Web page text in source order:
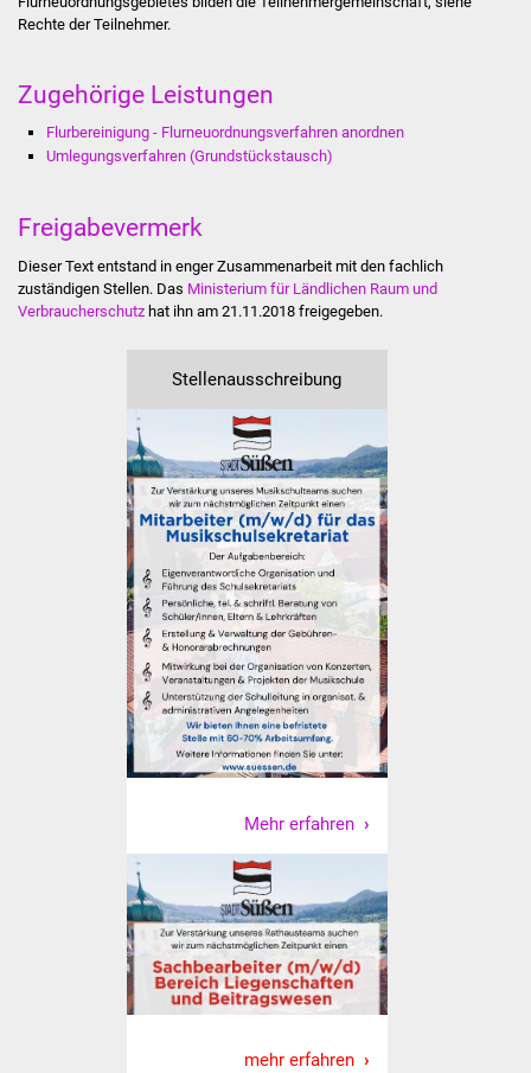
Partnerstädte
Sanierung Hallenbad
Presse
Bürger & Service
Was erledige ich wo
Dienstleistungen
Lebenslagen
Formulare
Bildung
Schulen
Kindergärten
Rechte der Teilnehmer.
Zugehörige Leistungen
Flurbereinigung - Flurneuordnungsverfahren anordnen
Umlegungsverfahren (Grundstückstausch)
Freigabevermerk
Dieser Text entstand in enger Zusammenarbeit mit den fachlich
zuständigen Stellen. Das Ministerium für Ländlichen Raum und
Verbraucherschutzhat ihn am 21.11.2018 freigegeben.
Stellenausschreibung
Mehr erfahren
mehr erfahren